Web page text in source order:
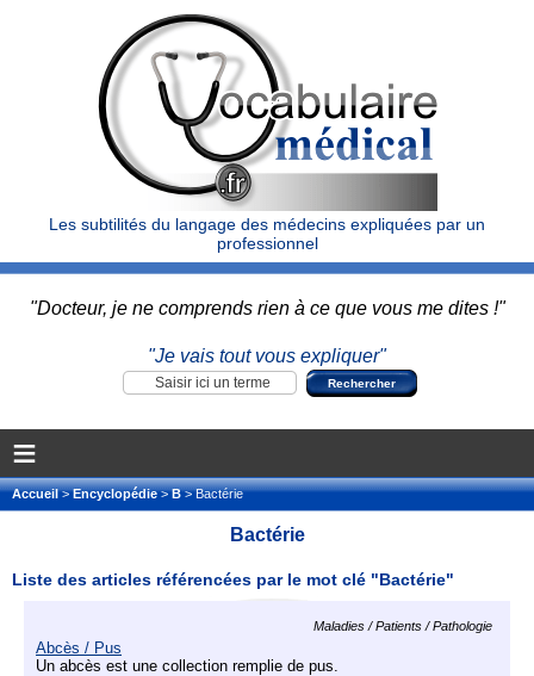
Les subtilités du langage des médecins expliquées par un
professionnel
"Docteur, je ne comprends rien à ce que vous me dites !"
"Je vais tout vous expliquer"
≡
Accueil>Encyclopédie>B> Bactérie
Bactérie
Liste des articles référencées par le mot clé "Bactérie"
Maladies / Patients / Pathologie
Abcès / Pus
Un abcès est une collection remplie de pus.